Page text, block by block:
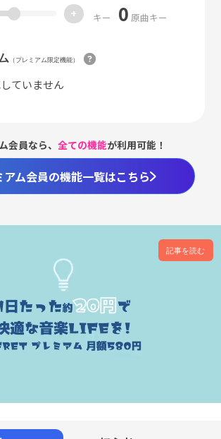
+ キー 0 原曲キー
（プレミアム限定機能）
ていません
会員なら、全ての機能が利用可能！
アム会員の機能一覧はこちら
記事を読む